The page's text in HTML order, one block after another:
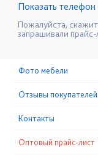
☎+7(4232) 32-21-
Показать телефон
Пожалуйста,
запрашивали
Фото мебели
Отзывы покупателей
Контакты
Оптовый прайс-лист